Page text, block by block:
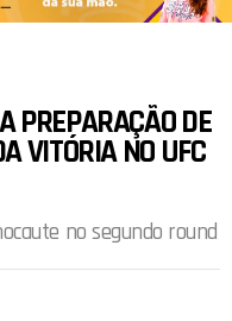
PREPARAÇÃO DE
VITÓRIA NO UFC
no segundo round